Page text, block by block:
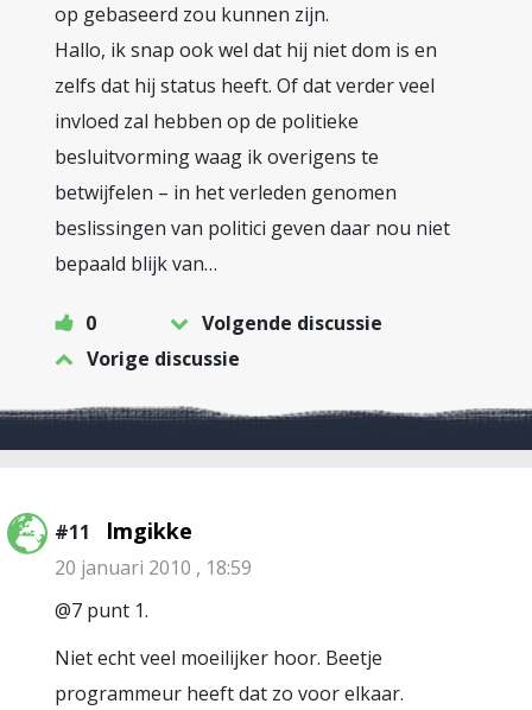
op gebaseerd zou kunnen zijn.
Hallo, ik snap ook wel dat hij niet dom is en
zelfs dat hij status heeft. Of dat verder veel
invloed zal hebben op de politieke
besluitvorming waag ik overigens te
betwijfelen – in het verleden genomen
beslissingen van politici geven daar nou niet
bepaald blijk van…
0
Volgende discussie
Vorige discussie
#11 lmgikke
20 januari 2010 , 18:59
@7 punt 1.
Niet echt veel moeilijker hoor. Beetje
programmeur heeft dat zo voor elkaar.